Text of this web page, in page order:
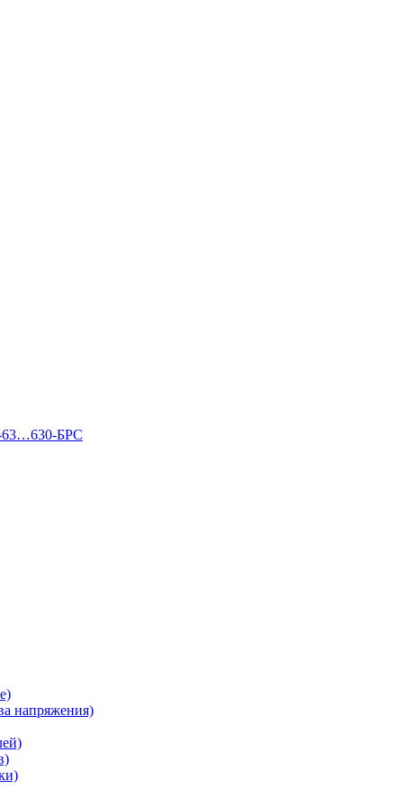
63…630-БРС
напряжения)